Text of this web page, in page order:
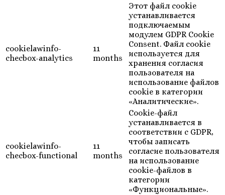
cookielawinfo-
checbox-analytics
11
months
Этот файл cookie
устанавливается
подключаемым
модулем GDPR Cookie
Consent. Файл cookie
используется для
хранения согласия
пользователя на
использование файлов
cookie в категории
«Аналитические».
cookielawinfo-
checbox-functional
11
months
Cookie-файл
устанавливается в
соответствии с GDPR,
чтобы записать
согласие пользователя
на использование
cookie-файлов в
категории
«Функциональные».